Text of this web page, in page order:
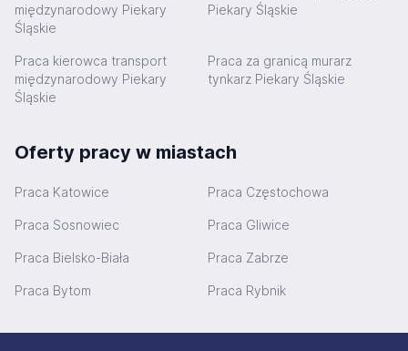
międzynarodowy Piekary
Śląskie
Piekary Śląskie
Praca kierowca transport
międzynarodowy Piekary
Śląskie
Praca za granicą murarz
tynkarz Piekary Śląskie
Oferty pracy w miastach
Praca Katowice Praca Częstochowa
Praca Sosnowiec Praca Gliwice
Praca Bielsko-Biała Praca Zabrze
Praca Bytom Praca Rybnik